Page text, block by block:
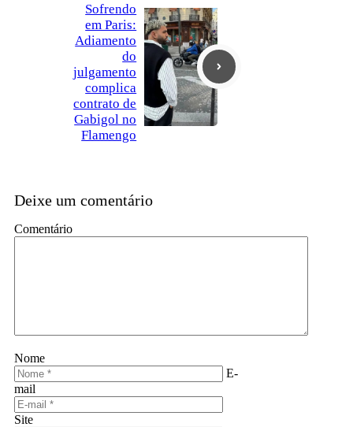
Sofrendo
em Paris:
Adiamento
do
julgamento
complica
contrato de
Gabigol no
Flamengo
Deixe um comentário
Comentário
Nome
E-
mail
Site